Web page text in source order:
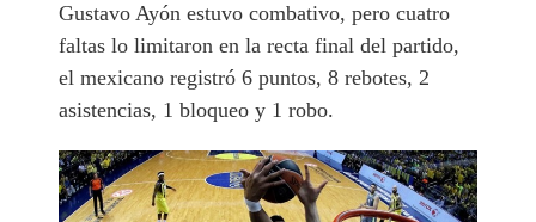
Gustavo Ayón estuvo combativo, pero cuatro
faltas lo limitaron en la recta final del partido,
el mexicano registró 6 puntos, 8 rebotes, 2
asistencias, 1 bloqueo y 1 robo.